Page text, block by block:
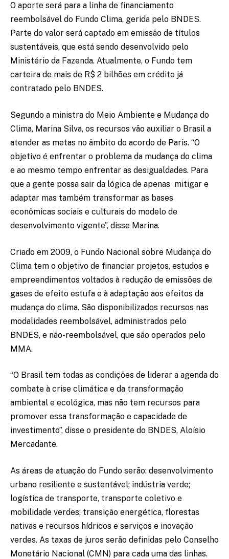
O aporte será para a linha de financiamento
reembolsável do Fundo Clima, gerida pelo BNDES.
Parte do valor será captado em emissão de títulos
sustentáveis, que está sendo desenvolvido pelo
Ministério da Fazenda. Atualmente, o Fundo tem
carteira de mais de R$ 2 bilhões em crédito já
contratado pelo BNDES.
Segundo a ministra do Meio Ambiente e Mudança do
Clima, Marina Silva, os recursos vão auxiliar o Brasil a
atender as metas no âmbito do acordo de Paris. “O
objetivo é enfrentar o problema da mudança do clima
e ao mesmo tempo enfrentar as desigualdades. Para
que a gente possa sair da lógica de apenas mitigar e
adaptar mas também transformar as bases
econômicas sociais e culturais do modelo de
desenvolvimento vigente”, disse Marina.
Criado em 2009, o Fundo Nacional sobre Mudança do
Clima tem o objetivo de financiar projetos, estudos e
empreendimentos voltados à redução de emissões de
gases de efeito estufa e à adaptação aos efeitos da
mudança do clima. São disponibilizados recursos nas
modalidades reembolsável, administrados pelo
BNDES, e não-reembolsável, que são operados pelo
MMA.
“O Brasil tem todas as condições de liderar a agenda do
combate à crise climática e da transformação
ambiental e ecológica, mas não tem recursos para
promover essa transformação e capacidade de
investimento”, disse o presidente do BNDES, Aloísio
Mercadante.
As áreas de atuação do Fundo serão: desenvolvimento
urbano resiliente e sustentável; indústria verde;
logística de transporte, transporte coletivo e
mobilidade verdes; transição energética, florestas
nativas e recursos hídricos e serviços e inovação
verdes. As taxas de juros serão definidas pelo Conselho
Monetário Nacional (CMN) para cada uma das linhas.